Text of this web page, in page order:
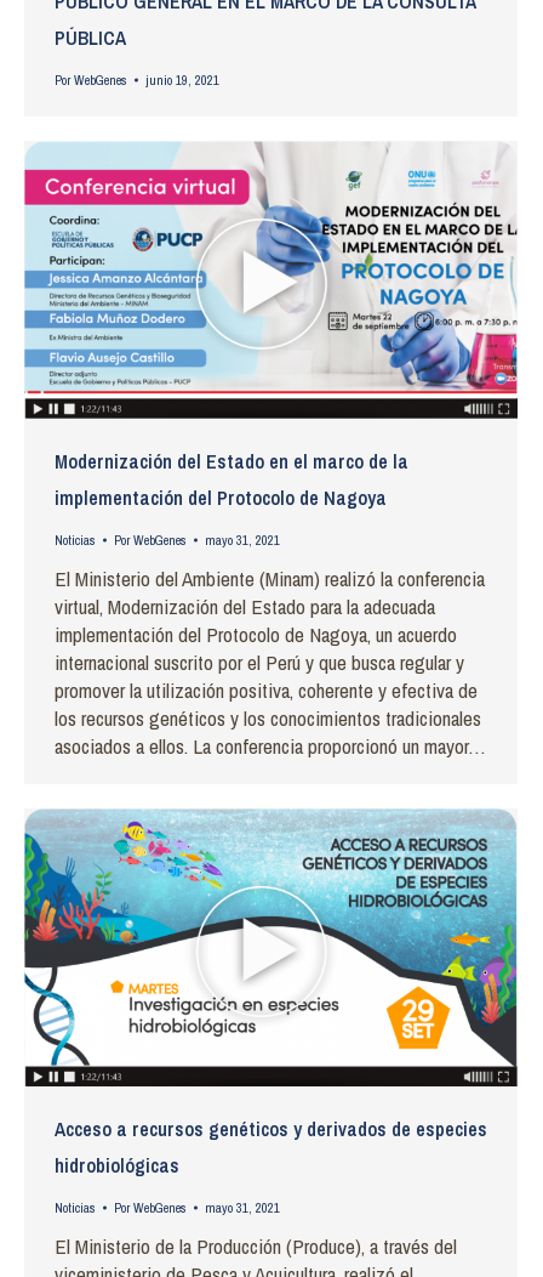
PÚBLICA
PorWebGenes junio 19, 2021
Modernización del Estado en el marco de la
implementación del Protocolo de Nagoya
Noticias PorWebGenes mayo 31, 2021
El Ministerio del Ambiente (Minam) realizó la conferencia
virtual, Modernización del Estado para la adecuada
implementación del Protocolo de Nagoya, un acuerdo
internacional suscrito por el Perú y que busca regular y
promover la utilización positiva, coherente y efectiva de
los recursos genéticos y los conocimientos tradicionales
asociados a ellos. La conferencia proporcionó un mayor…
Acceso a recursos genéticos y derivados de especies
hidrobiológicas
Noticias PorWebGenes mayo 31, 2021
El Ministerio de la Producción (Produce), a través del